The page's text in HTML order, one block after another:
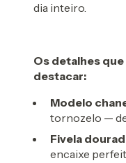
dia inteiro.
Os detalhes
destacar:
Modelo
tornozelo —
Fivela
encaixe